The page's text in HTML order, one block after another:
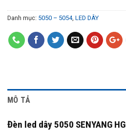
Danh mục: 5050 – 5054, LED DÂY
MÔ TẢ
Đèn led dây 5050 SENYANG HG